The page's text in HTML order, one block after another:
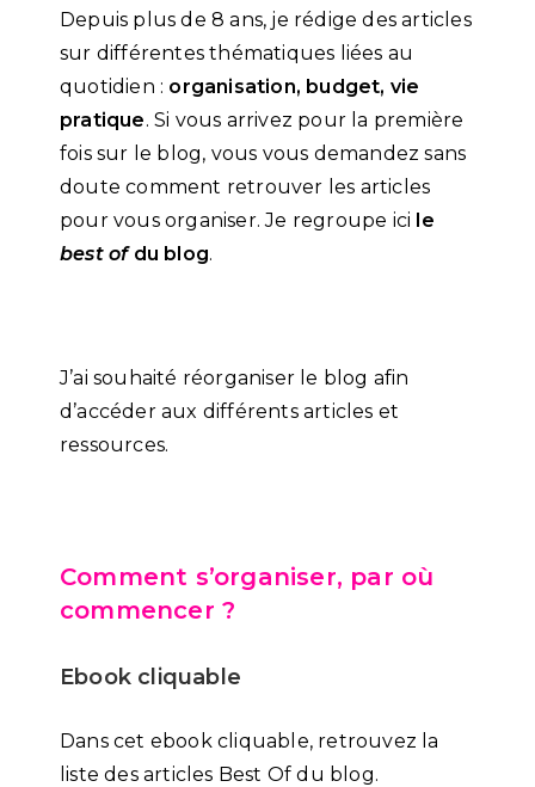
Depuis plus de 8 ans, je rédige des articles
sur différentes thématiques liées au
quotidien : organisation, budget, vie
pratique. Si vous arrivez pour la première
fois sur le blog, vous vous demandez sans
doute comment retrouver les articles
pour vous organiser. Je regroupe ici le
best ofdu blog.
J’ai souhaité réorganiser le blog afin
d’accéder aux différents articles et
ressources.
Comment s’organiser, par où
commencer ?
Ebook cliquable
Dans cet ebook cliquable, retrouvez la
liste des articles Best Of du blog.